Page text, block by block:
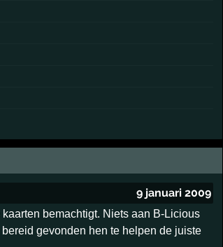
9 januari 2009
bemachtigt. Niets aan B-Licious
gevonden hen te helpen de juiste